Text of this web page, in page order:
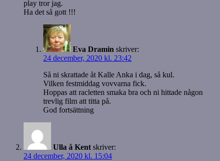
play tror jag.
Ha det så gott !!!
Eva Dramin skriver:
24 december, 2020 kl. 23:42
Så ni skrattade åt Kalle Anka i dag, så kul.
Vilken festmiddag vovvarna fick.
Hoppas att racletten smaka bra och ni hittade någon
trevlig film att titta på.
God fortsättning
Ulla å Kent skriver:
24 december, 2020 kl. 15:04